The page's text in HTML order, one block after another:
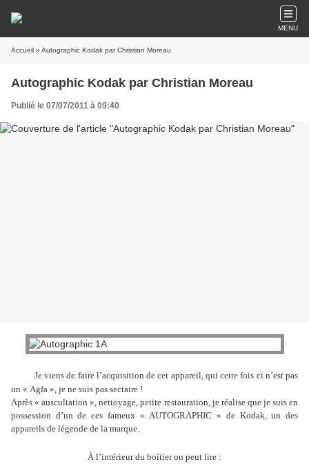
MENU
Accueil » Autographic Kodak par Christian Moreau
Autographic Kodak par Christian Moreau
Publié le 07/07/2011 à 09:40
Je viens de faire l’acquisition de cet appareil, qui cette fois ci n’est pas
un « Agfa », je ne suis pas sectaire !
Après « auscultation », nettoyage, petite restauration, je réalise que je suis en
possession d’un de ces fameux « AUTOGRAPHIC » de Kodak, un des
appareils de légende de la marque.
À l’intérieur du boîtier on peut lire :